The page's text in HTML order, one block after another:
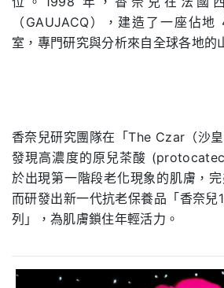
（GAUJACQ），建造了一座佔
室，專門研究與分析來自全球各地的
香奈兒研究團隊在「The Czar（沙
發現高濃度的原兒茶酸
於出現第一階段老化現象的肌膚，
而研發出新一代抗老保養品「香奈兒
列」，為肌膚鎖住年輕活力。